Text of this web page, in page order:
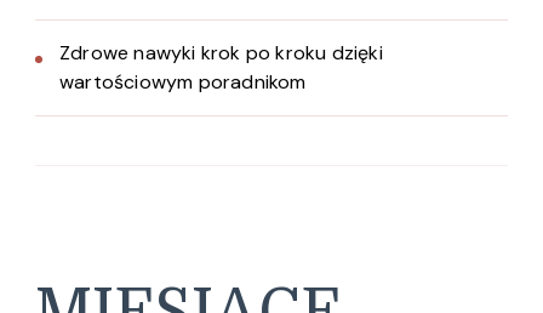
Zdrowe nawyki krok po kroku dzięki
wartościowym poradnikom